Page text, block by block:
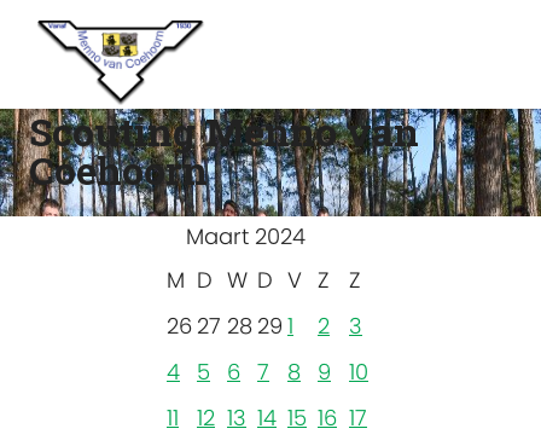
Scouting Menno van
Coehoorn
Maart 2024
M D W D V Z
Z
26 27 28 29 1 2
3
4 5 6 7 8 9
10
11
12 13 14 15 16 17